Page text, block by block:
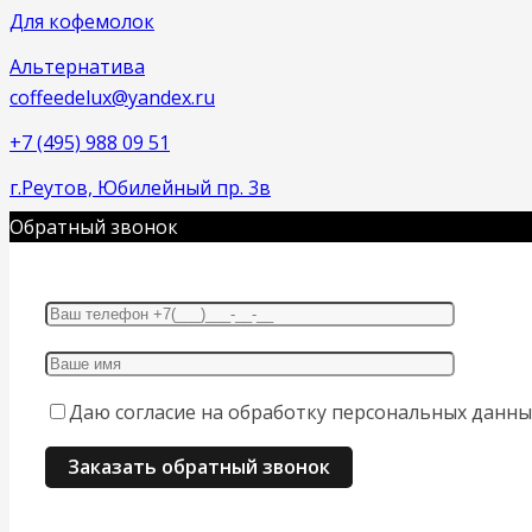
Для кофемолок
Альтернатива
coffeedelux@yandex.ru
+7 (495) 988 09 51
г.Реутов, Юбилейный пр. 3в
Обратный звонок
Даю согласие на обработку персональных